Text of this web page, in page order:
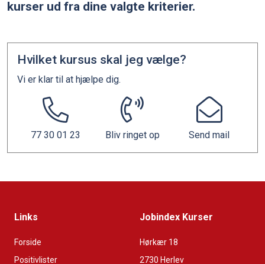
kurser ud fra dine valgte kriterier.
Hvilket kursus skal jeg vælge?
Vi er klar til at hjælpe dig.
77 30 01 23 Bliv ringet op Send mail
Links
Forside
Positivlister
Jobindex Kurser
Hørkær 18
2730 Herlev